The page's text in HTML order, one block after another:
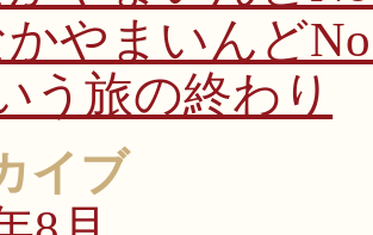
やまいんど
う旅の終わり
イブ